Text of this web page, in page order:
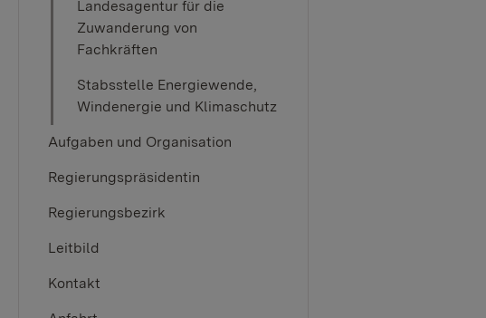
Landesagentur für die
Zuwanderung von
Fachkräften
Stabsstelle Energiewende,
Windenergie und Klimaschutz
Aufgaben und Organisation
Regierungspräsidentin
Regierungsbezirk
Leitbild
Kontakt